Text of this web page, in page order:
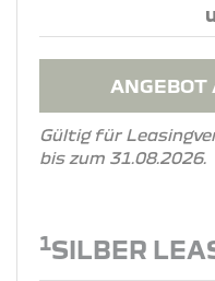
ANGEBOT
Gültig für
bis zum 31.08.2026.
1SILBER